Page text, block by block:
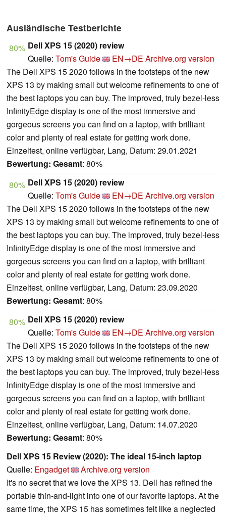
Ausländische Testberichte
80% Dell XPS 15 (2020) review
Quelle: Tom's Guide EN→DE Archive.org version
The Dell XPS 15 2020 follows in the footsteps of the new
XPS 13 by making small but welcome refinements to one of
the best laptops you can buy. The improved, truly bezel-less
InfinityEdge display is one of the most immersive and
gorgeous screens you can find on a laptop, with brilliant
color and plenty of real estate for getting work done.
Einzeltest, online verfügbar, Lang, Datum: 29.01.2021
Bewertung: Gesamt: 80%
80% Dell XPS 15 (2020) review
Quelle: Tom's Guide EN→DE Archive.org version
The Dell XPS 15 2020 follows in the footsteps of the new
XPS 13 by making small but welcome refinements to one of
the best laptops you can buy. The improved, truly bezel-less
InfinityEdge display is one of the most immersive and
gorgeous screens you can find on a laptop, with brilliant
color and plenty of real estate for getting work done.
Einzeltest, online verfügbar, Lang, Datum: 23.09.2020
Bewertung: Gesamt: 80%
80% Dell XPS 15 (2020) review
Quelle: Tom's Guide EN→DE Archive.org version
The Dell XPS 15 2020 follows in the footsteps of the new
XPS 13 by making small but welcome refinements to one of
the best laptops you can buy. The improved, truly bezel-less
InfinityEdge display is one of the most immersive and
gorgeous screens you can find on a laptop, with brilliant
color and plenty of real estate for getting work done.
Einzeltest, online verfügbar, Lang, Datum: 14.07.2020
Bewertung: Gesamt: 80%
Dell XPS 15 Review (2020): The ideal 15-inch laptop
Quelle: Engadget
Archive.org version
It's no secret that we love the XPS 13. Dell has refined the
portable thin-and-light into one of our favorite laptops. At the
same time, the XPS 15 has sometimes felt like a neglected